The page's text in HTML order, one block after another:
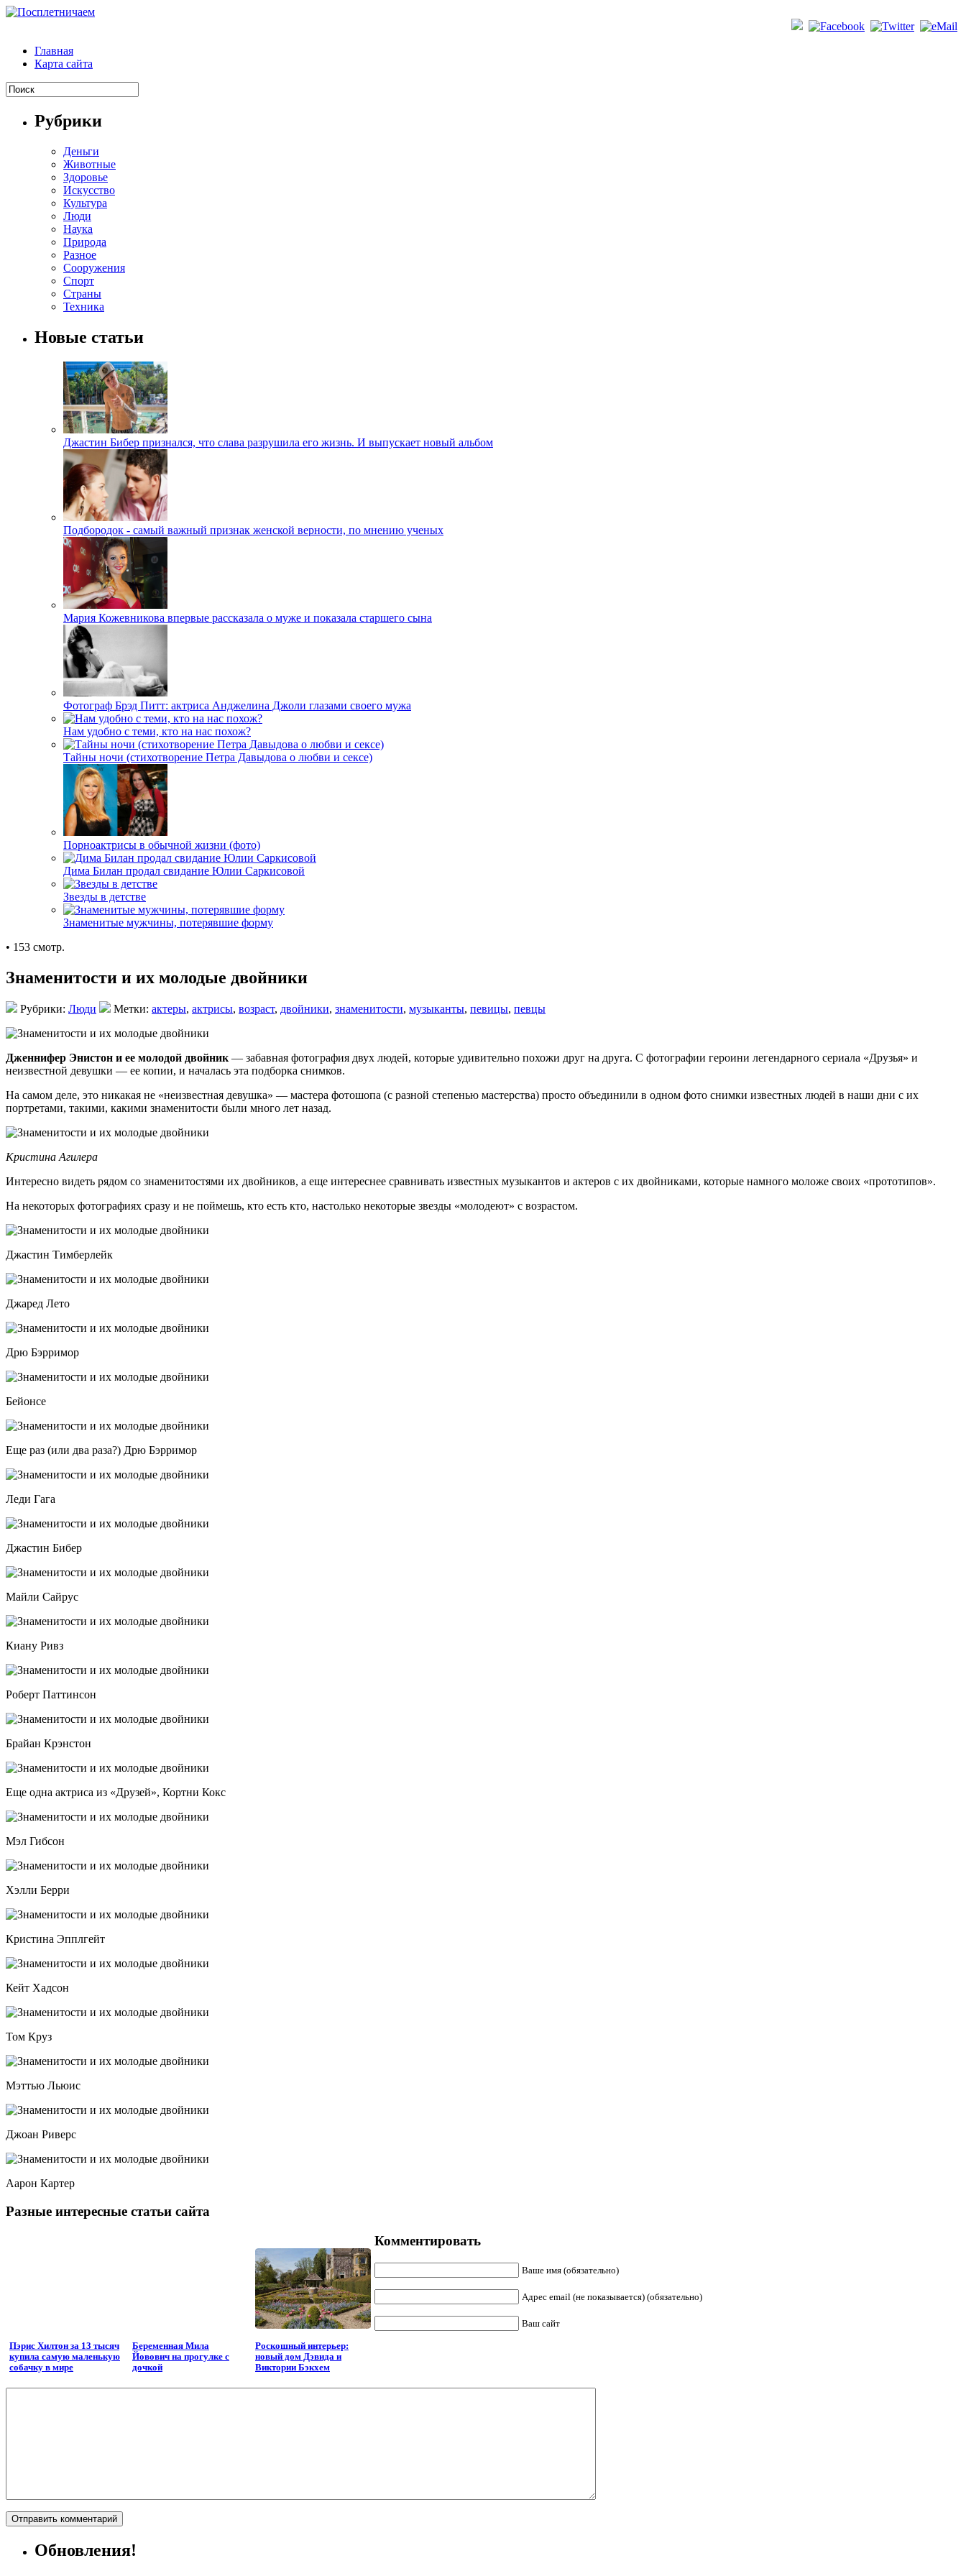
Главная
Карта сайта
Рубрики
Деньги
Животные
Здоровье
Искусство
Культура
Люди
Наука
Природа
Разное
Сооружения
Спорт
Страны
Техника
Новые статьи
Джастин Бибер признался, что слава разрушила его жизнь. И выпускает новый альбом
Подбородок - самый важный признак женской верности, по мнению ученых
Мария Кожевникова впервые рассказала о муже и показала старшего сына
Фотограф Брэд Питт: актриса Анджелина Джоли глазами своего мужа
Нам удобно с теми, кто на нас похож?
Тайны ночи (стихотворение Петра Давыдова о любви и сексе)
Порноактрисы в обычной жизни (фото)
Дима Билан продал свидание Юлии Саркисовой
Звезды в детстве
Знаменитые мужчины, потерявшие форму
• 153 смотр.
Знаменитости и их молодые двойники
Рубрики: Люди Метки: актеры, актрисы, возраст, двойники, знаменитости, музыканты, певицы, певцы
Дженнифер Энистон и ее молодой двойник— забавная фотография двух людей, которые удивительно похожи друг на друга. С фотографии героини легендарного сериала «Друзья» и
неизвестной девушки — ее копии, и началась эта подборка снимков.
На самом деле, это никакая не «неизвестная девушка» — мастера фотошопа (с разной степенью мастерства) просто объединили в одном фото снимки известных людей в наши дни с их
портретами, такими, какими знаменитости были много лет назад.
Кристина Агилера
Интересно видеть рядом со знаменитостями их двойников, а еще интереснее сравнивать известных музыкантов и актеров с их двойниками, которые намного моложе своих «прототипов».
На некоторых фотографиях сразу и не поймешь, кто есть кто, настолько некоторые звезды «молодеют» с возрастом.
Джастин Тимберлейк
Джаред Лето
Дрю Бэрримор
Бейонсе
Еще раз (или два раза?) Дрю Бэрримор
Леди Гага
Джастин Бибер
Майли Сайрус
Киану Ривз
Роберт Паттинсон
Брайан Крэнстон
Еще одна актриса из «Друзей», Кортни Кокс
Мэл Гибсон
Хэлли Берри
Кристина Эпплгейт
Кейт Хадсон
Том Круз
Мэттью Льюис
Джоан Риверс
Аарон Картер
Разные интересные статьи сайта
Пэрис Хилтон за 13 тысяч
купила самую маленькую
собачку в мире
Беременная Мила
Йовович на прогулке с
дочкой
Роскошный интерьер:
новый дом Дэвида и
Виктории Бэкхем
Комментировать
Ваше имя (обязательно)
Адрес email (не показывается) (обязательно)
Ваш сайт
Обновления!